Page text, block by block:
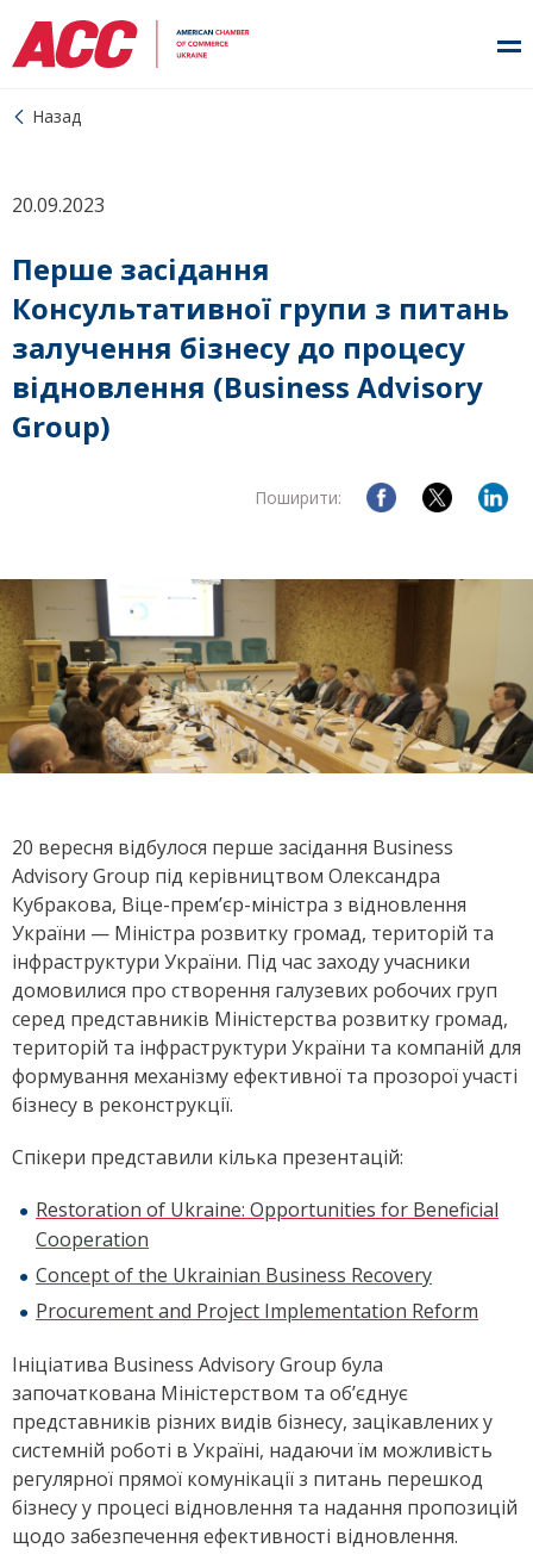
Назад
20.09.2023
Перше засідання
Консультативної групи з питань
залучення бізнесу до процесу
відновлення (Business Advisory
Group)
Поширити:
20 вересня відбулося перше засідання Business
Advisory Group під керівництвом Олександра
Кубракова, Віце-прем’єр-міністра з відновлення
України — Міністра розвитку громад, територій та
інфраструктури України. Під час заходу учасники
домовилися про створення галузевих робочих груп
серед представників Міністерства розвитку громад,
територій та інфраструктури України та компаній для
формування механізму ефективної та прозорої участі
бізнесу в реконструкції.
Спікери представили кілька презентацій:
Restoration of Ukraine: Opportunities for Beneficial
Cooperation
Concept of the Ukrainian Business Recovery
Procurement and Project Implementation Reform
Ініціатива Business Advisory Group була
започаткована Міністерством та об’єднує
представників різних видів бізнесу, зацікавлених у
системній роботі в Україні, надаючиїм можливість
регулярної прямої комунікації з питань перешкод
бізнесу у процесі відновлення та надання пропозицій
щодо забезпечення ефективності відновлення.